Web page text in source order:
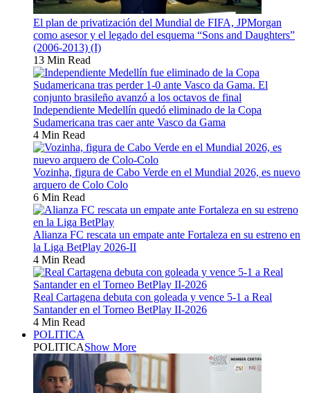
El plan de privatización del Mundial de FIFA, JPMorgan
como asesor y el legado del esquema “Sons and Daughters”
(2006-2013) (I)
13 Min Read
Independiente Medellín quedó eliminado de la Copa
Sudamericana tras caer ante Vasco da Gama
4 Min Read
Vozinha, figura de Cabo Verde en el Mundial 2026, es nuevo
arquero de Colo Colo
6 Min Read
Alianza FC rescata un empate ante Fortaleza en su estreno en
la Liga BetPlay 2026-II
4 Min Read
Real Cartagena debuta con goleada y vence 5-1 a Real
Santander en el Torneo BetPlay II-2026
4 Min Read
POLITICA
POLITICAShow More